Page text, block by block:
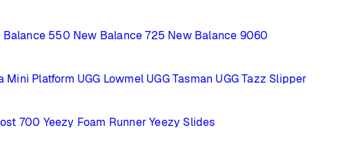
Balance 550 New Balance 725 New Balance 9060
Mini Platform UGG Lowmel UGG Tasman UGG Tazz Slipper
700 Yeezy Foam Runner Yeezy Slides